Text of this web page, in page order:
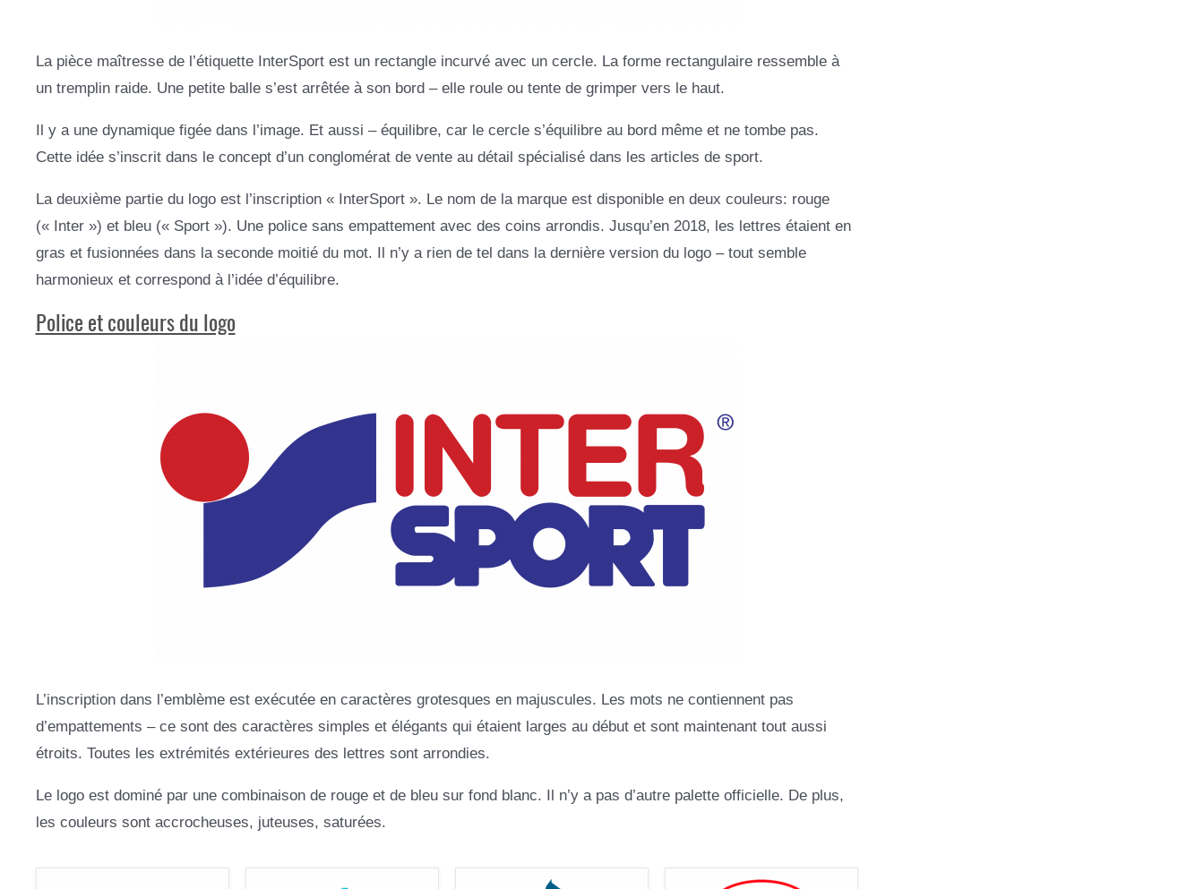
La pièce maîtresse de l’étiquette InterSport est un rectangle incurvé avec un cercle. La forme rectangulaire ressemble à
un tremplin raide. Une petite balle s’est arrêtée à son bord – elle roule ou tente de grimper vers le haut.
Il y a une dynamique figée dans l’image. Et aussi – équilibre, car le cercle s’équilibre au bord même et ne tombe pas.
Cette idée s’inscrit dans le concept d’un conglomérat de vente au détail spécialisé dans les articles de sport.
La deuxième partie du logo est l’inscription « InterSport ». Le nom de la marque est disponible en deux couleurs: rouge
(« Inter ») et bleu (« Sport »). Une police sans empattement avec des coins arrondis. Jusqu’en 2018, les lettres étaient en
gras et fusionnées dans la seconde moitié du mot. Il n’y a rien de tel dans la dernière version du logo – tout semble
harmonieux et correspond à l’idée d’équilibre.
Police et couleurs du logo
L’inscription dans l’emblème est exécutée en caractères grotesques en majuscules. Les mots ne contiennent pas
d’empattements – ce sont des caractères simples et élégants qui étaient larges au début et sont maintenant tout aussi
étroits. Toutes les extrémités extérieures des lettres sont arrondies.
Le logo est dominé par une combinaison de rouge et de bleu sur fond blanc. Il n’y a pas d’autre palette officielle. De plus,
les couleurs sont accrocheuses, juteuses, saturées.